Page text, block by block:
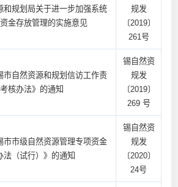
和规划局关于进一步加强系统
金存放管理的实施意见
规发
〔2019〕
261号
市自然资源和规划信访工作责
核办法》的通知
锡自然资
规发
〔2019〕
269 号
市市级自然资源管理专项资金
法（试行）》的通知
锡自然资
规发
〔2020〕
24号